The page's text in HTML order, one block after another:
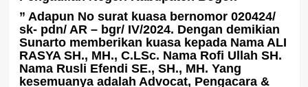
” Adapun No surat kuasa bernomor 020424/
sk- pdn/ AR – bgr/ IV/2024. Dengan demikian
Sunarto memberikan kuasa kepada Nama ALI
RASYA SH., MH., C.LSc. Nama Rofi Ullah SH.
Nama Rusli Efendi SE., SH., MH. Yang
kesemuanya adalah Advocat, Pengacara &